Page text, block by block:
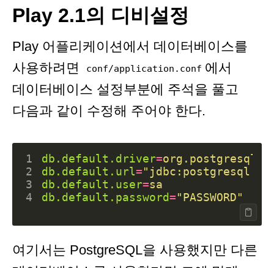
Play 2.1의 디비설정
Play 어플리케이션에서 데이터베이스를
사용하려면
conf/application.conf 에서
데이터베이스 설정부분에 주석을 풀고
다음과 같이 수정해 주어야 한다.
1 db.default.driver=
2
db.default.url="jdbc:postgresql://
3
db.default.user=sa
4
db.default.password="PASSWORD"
여기서는 PostgreSQL을 사용했지만 다른